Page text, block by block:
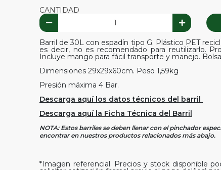
CANTIDAD
Barril de 30L con espadín tipo G. Plástico PET
es decir, no es recomendado para reutilizarlo.
Incluye mango para fácil transporte y manejo.
Dimensiones 29x29x60cm. Peso 1,59kg
Presión máxima 4 Bar.
Descarga aquí los datos técnicos del barril
Descarga aquí la Ficha Técnica del Barril
NOTA: Estos barriles se deben llenar con el pinchador
encontrar en nuestros productos relacionados más abajo.
*Imagen referencial. Precios y stock disponible